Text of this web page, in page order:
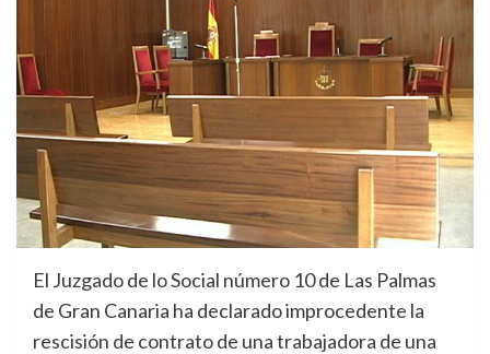
El Juzgado de lo Social número 10 de Las Palmas
de Gran Canaria ha declarado improcedente la
rescisión de contrato de una trabajadora de una